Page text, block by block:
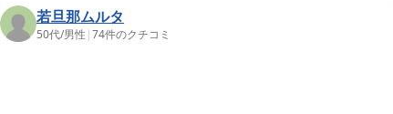
若旦那ムルタ
50代/男性 |74件のクチコミ